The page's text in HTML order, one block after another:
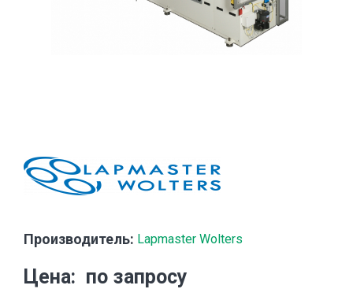
Производитель: Lapmaster Wolters
Цена по запросу